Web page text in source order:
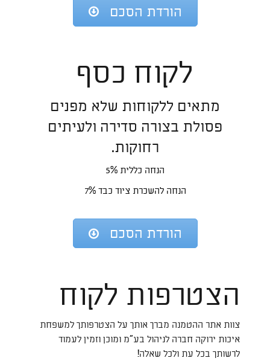
הורדת הסכם
לקוח כסף
מתאים ללקוחות שלא מפנים
פסולת בצורה סדירה ולעיתים
רחוקות.
הנחה כללית 5%
הנחה להשכרת ציוד כבד 7%
הורדת הסכם
הצטרפות לקוח
צוות אתר ההטמנה מברך אותך על הצטרפותך למשפחת
איכות ירוקה חברה לניהול בע"מ ומוכן וזמין לעמוד
לרשותך בכל עת ולכל שאלה!